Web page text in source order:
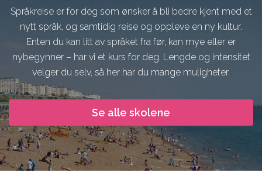
Fashion,
Design, Art,
Architecture
Graphic
Design, Web,
Film, Photo,
Drama,
Dance
Psychology,
Sociology
Social
Science,
Education,
Law
Media,
Communication
Sport,
Wellness,
for 30+
Språkkurs
for 50+
Språkkurs
for
Språkkurs
for lærere
Språkreiser
for
online via PC
med din lærer
og klasse.
Språkreise er for deg som ønsker å bli bedre kjent med et
nytt språk, og samtidig reise og oppleve en ny kultur.
Enten du kan litt av språket fra før, kan mye eller er
nybegynner – har vi et kurs for deg. Lengde og intensitet
velger du selv, så her har du mange muligheter.
Se alle skolene